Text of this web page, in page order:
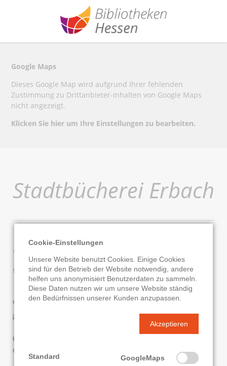
Google Maps
Dieses Google Map wird aufgrund Ihrer fehlenden
Zustimmung zu Drittanbieter-Inhalten von Google Maps
nicht angezeigt.
Klicken Sie hier um Ihre Einstellungen zu bearbeiten.
Stadtbücherei Erbach
Kontaktdaten
Stadtbücherei Erbach
Hauptstraße 56
64711 Erbach
Google Routenplaner
Cookie-Einstellungen
Unsere Website benutzt Cookies. Einige Cookies
sind für den Betrieb der Website notwendig, andere
helfen uns anonymisiert Benutzerdaten zu sammeln.
Diese Daten nutzen wir um unsere Website ständig
den Bedürfnissen unserer Kunden anzupassen.
Akzeptieren
Standard GoogleMaps